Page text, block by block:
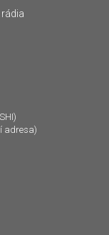
adresa)